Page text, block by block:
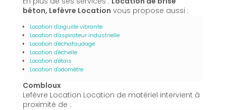
béton, Lefèvre Location vous propose aussi :
Location d'aiguille vibrante
Location d'aspirateur industrielle
Location d'échafaudage
Location d'échelle
Location d'étais
Location d'odomètre
Combloux
Lefèvre Location Location de matériel intervient à
proximité de :